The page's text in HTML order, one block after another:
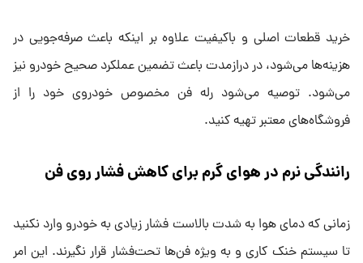
خرید قطعات اصلی و باکیفیت علاوه بر اینکه باعث صرفه‌جویی در
هزینه‌ها می‌شود، در درازمدت باعث تضمین عملکرد صحیح خودرو نیز
می‌شود. توصیه می‌شود رله فن مخصوص خودروی خود را از
فروشگاه‌های معتبر تهیه کنید.
رانندگی نرم در هوای گرم برای کاهش فشار روی فن
زمانی که دمای هوا به شدت بالاست فشار زیادی به خودرو وارد نکنید
تا سیستم خنک کاری و به ویژه فن‌ها تحت‌فشار قرار نگیرند. این امر